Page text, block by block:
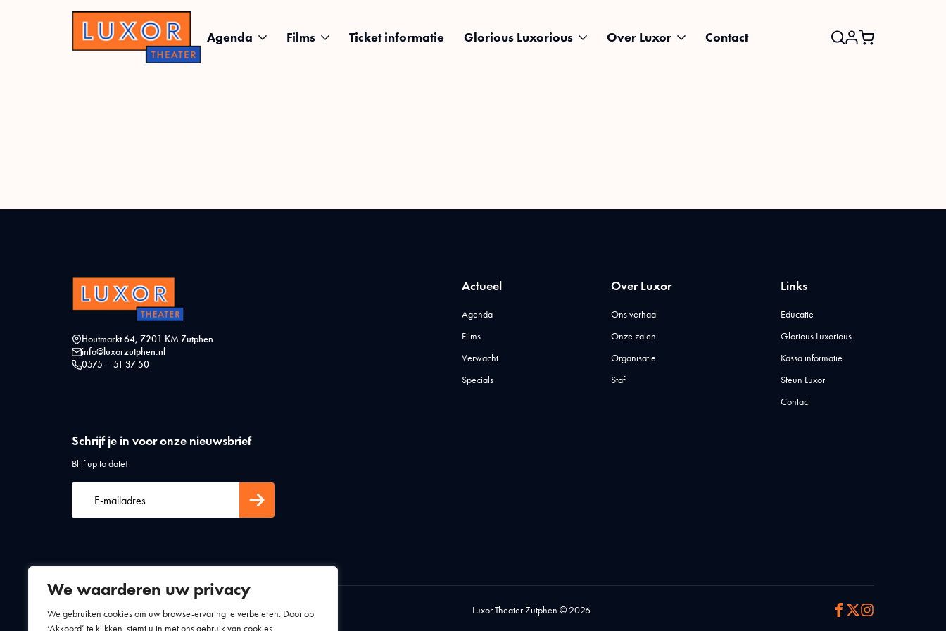
We waarderen uw privacy
We gebruiken cookies om uw browse-ervaring te verbeteren. Door op
‘Akkoord’ te klikken, stemt u in met ons gebruik van cookies.
Agenda Films Ticket informatie Glorious Luxorious Over Luxor
Contact
Houtmarkt 64, 7201 KM Zutphen
info@luxorzutphen.nl
0575 – 51 37 50
Actueel
Agenda
Films
Verwacht
Specials
Over Luxor
Ons verhaal
Onze zalen
Organisatie
Staf
Links
Educatie
Glorious Luxorious
Kassa informatie
Steun Luxor
Contact
Schrijf je in voor onze nieuwsbrief
Blijf up to date!
Algemene voorwaardenPrivacy statement Luxor Theater Zutphen © 2026